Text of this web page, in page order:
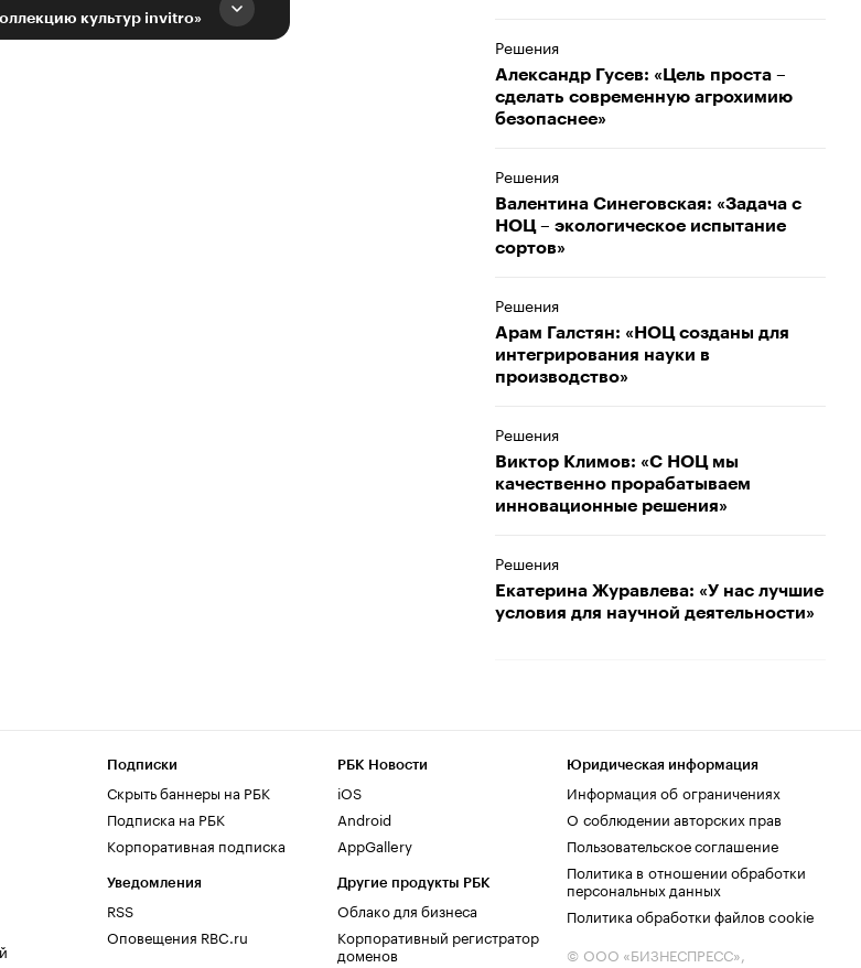
культур invitrо»
Решения
Александр Гусев: «Цель проста –
сделать современную агрохимию
безопаснее»
Решения
Валентина Синеговская: «Задача с
НОЦ – экологическое испытание
сортов»
Решения
Арам Галстян: «НОЦ созданы для
интегрирования науки в
производство»
Решения
Виктор Климов: «С НОЦ мы
качественно прорабатываем
инновационные решения»
Решения
Екатерина Журавлева: «У нас лучшие
условия для научной деятельности»
Подписки
Скрыть баннеры на РБК
Подписка на РБК
Корпоративная подписка
Уведомления
RSS
Оповещения RBC.ru
РБК Новости
iOS
Android
AppGallery
Другие продукты РБК
Облако для бизнеса
Корпоративный регистратор
доменов
Юридическая информация
Информация об ограничениях
О соблюдении авторских прав
Пользовательское соглашение
Политика в отношении обработки
персональных данных
Политика обработки файлов cookie
© ООО «БИЗНЕСПРЕСС»,